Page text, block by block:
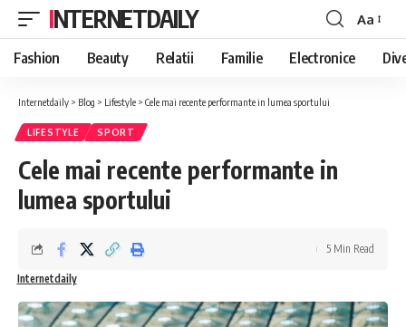
INTERNETDAILY
Font
Resizer
Aa
Fashion Beauty Relatii Familie Electronice
Internetdaily > Blog > Lifestyle > Cele mai recente performante in lumea sportului
LIFESTYLE SPORT
Cele mai recente performante in
lumea sportului
Internetdaily
5 Min Read